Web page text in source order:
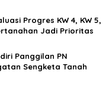
Progres KW 4, KW 5,
Jadi Prioritas
Panggilan PN
Sengketa Tanah